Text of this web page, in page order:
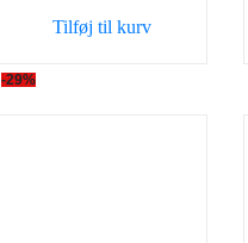
129,00 kr..
Tilføj til kurv
-29%